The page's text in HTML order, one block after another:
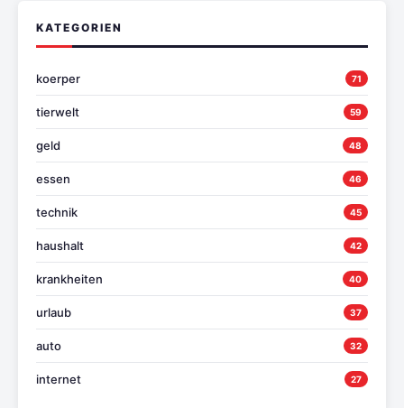
KATEGORIEN
koerper 71
tierwelt 59
geld 48
essen 46
technik 45
haushalt 42
krankheiten 40
urlaub 37
auto 32
internet 27